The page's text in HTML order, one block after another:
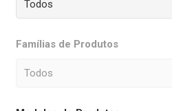
Famílias de Produtos